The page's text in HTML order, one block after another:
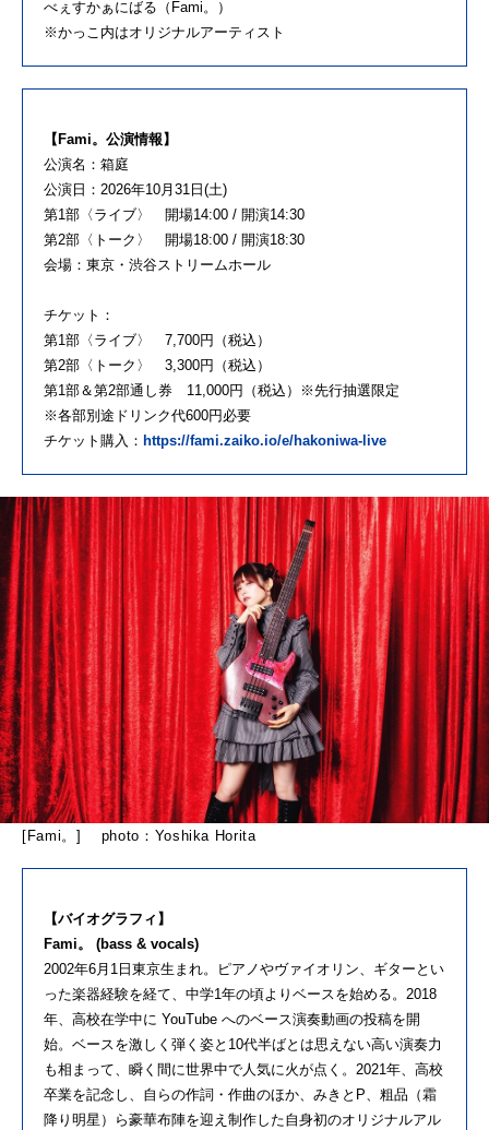
べぇすかぁにばる（Fami。）
※かっこ内はオリジナルアーティスト
【Fami。公演情報】
公演名：箱庭
公演日：2026年10月31日(土)
第1部〈ライブ〉 開場14:00 / 開演14:30
第2部〈トーク〉 開場18:00 / 開演18:30
会場：東京・渋谷ストリームホール
チケット：
第1部〈ライブ〉 7,700円（税込）
第2部〈トーク〉 3,300円（税込）
第1部＆第2部通し券 11,000円（税込）※先行抽選限定
※各部別途ドリンク代600円必要
チケット購入： https://fami.zaiko.io/e/hakoniwa-live
[Fami。] photo：Yoshika Horita
【バイオグラフィ】
Fami。 (bass & vocals)
2002年6月1日東京生まれ。ピアノやヴァイオリン、ギターとい
った楽器経験を経て、中学1年の頃よりベースを始める。2018
年、高校在学中に YouTube へのベース演奏動画の投稿を開
始。ベースを激しく弾く姿と10代半ばとは思えない高い演奏力
も相まって、瞬く間に世界中で人気に火が点く。2021年、高校
卒業を記念し、自らの作詞・作曲のほか、みきとP、粗品（霜
降り明星）ら豪華布陣を迎え制作した自身初のオリジナルアル